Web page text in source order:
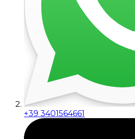
+39 3401564661